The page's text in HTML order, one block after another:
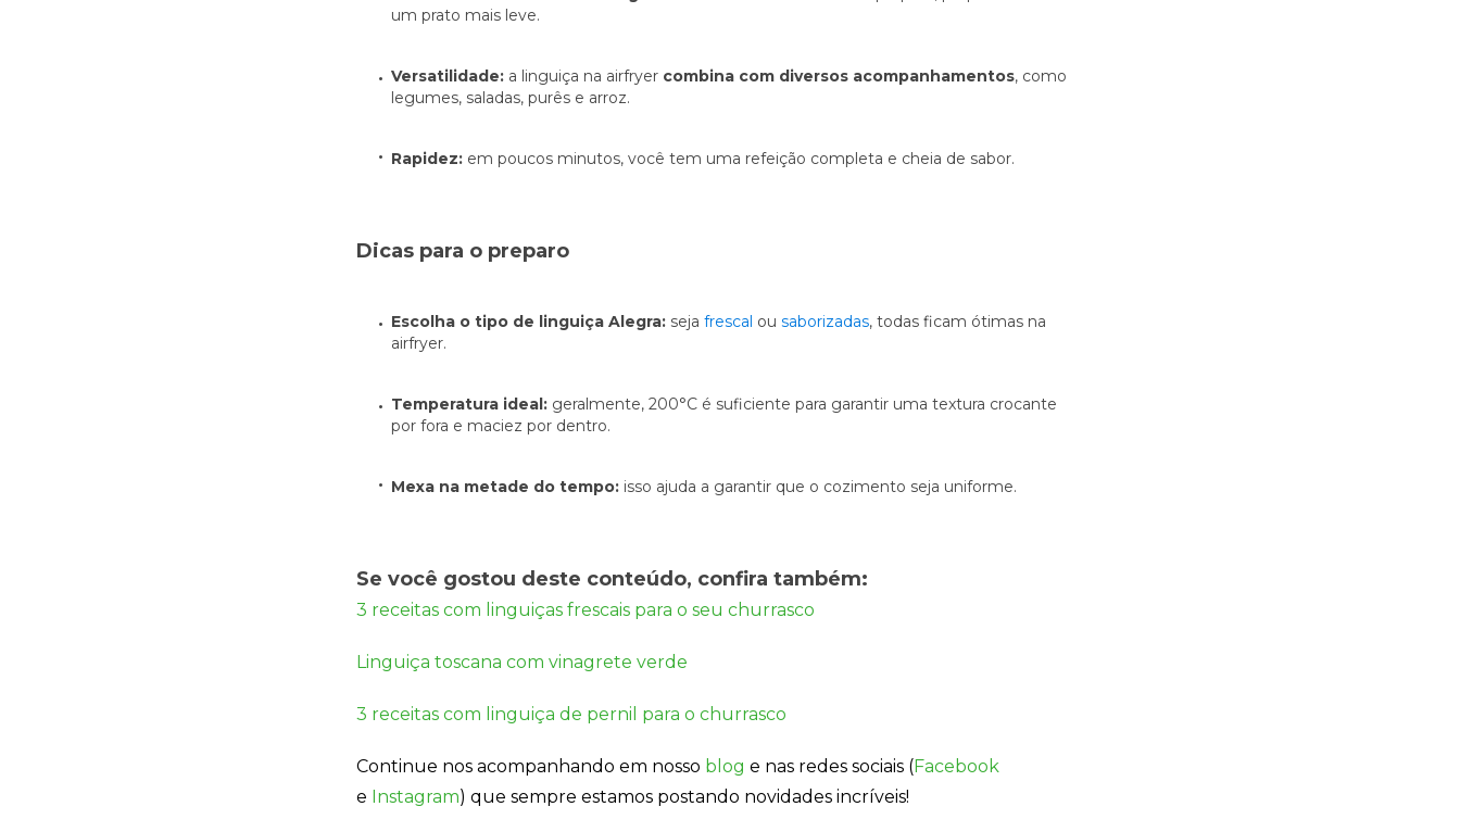
um prato mais leve.
Versatilidade: a linguiça na airfryer combina com diversos acompanhamentos, como
legumes, saladas, purês e arroz.
Rapidez: em poucos minutos, você tem uma refeição completa e cheia de sabor.
Dicas para o preparo
Escolha o tipo de linguiça Alegra: seja frescal ou saborizadas, todas ficam ótimas na
airfryer.
Temperatura ideal: geralmente, 200°C é suficiente para garantir uma textura crocante
por fora e maciez por dentro.
Mexa na metade do tempo: isso ajuda a garantir que o cozimento seja uniforme.
Se você gostou deste conteúdo, confira também:
3 receitas com linguiças frescais para o seu churrasco
Linguiça toscana com vinagrete verde
3 receitas com linguiça de pernil para o churrasco
Continue nos acompanhando em nosso blog e nas redes sociais (Facebook
e Instagram) que sempre estamos postando novidades incríveis!
algumas
funcionalidades
ao visitar nosso
ofertas